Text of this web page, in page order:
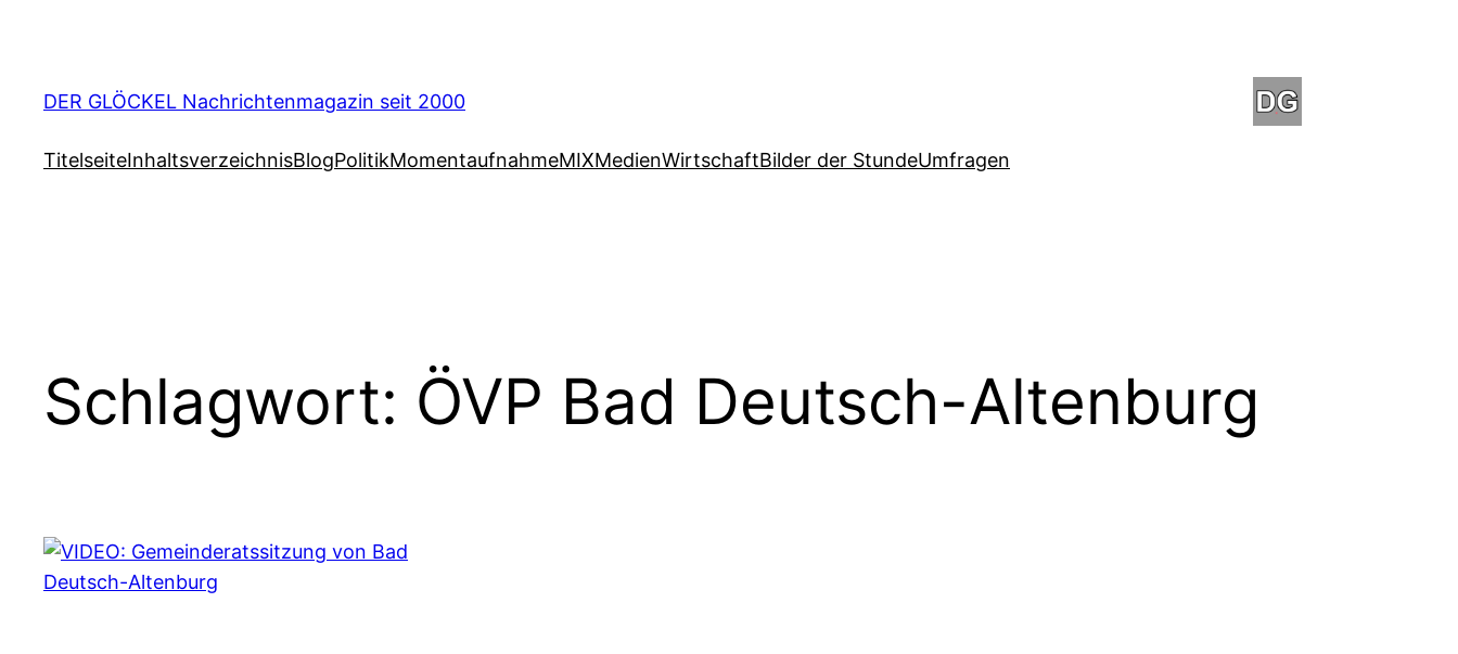
DER GLÖCKEL Nachrichtenmagazin seit 2000
TitelseiteInhaltsverzeichnisBlogPolitikMomentaufnahmeMIXMedienWirtschaftBilder der StundeUmfragen
Schlagwort: ÖVP Bad Deutsch-Altenburg